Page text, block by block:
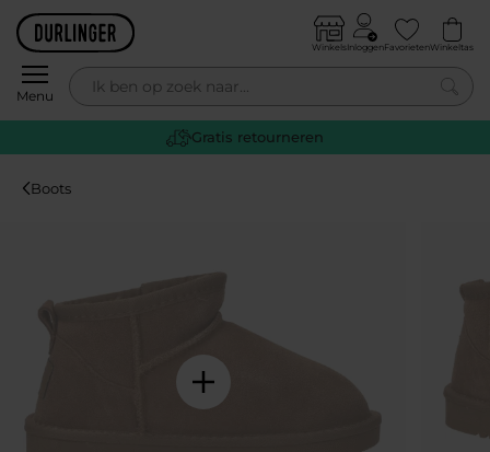
Skip to content
Menu
WinkelsInloggenFavorietenWinkeltas
0
Gratis retourneren
Boots